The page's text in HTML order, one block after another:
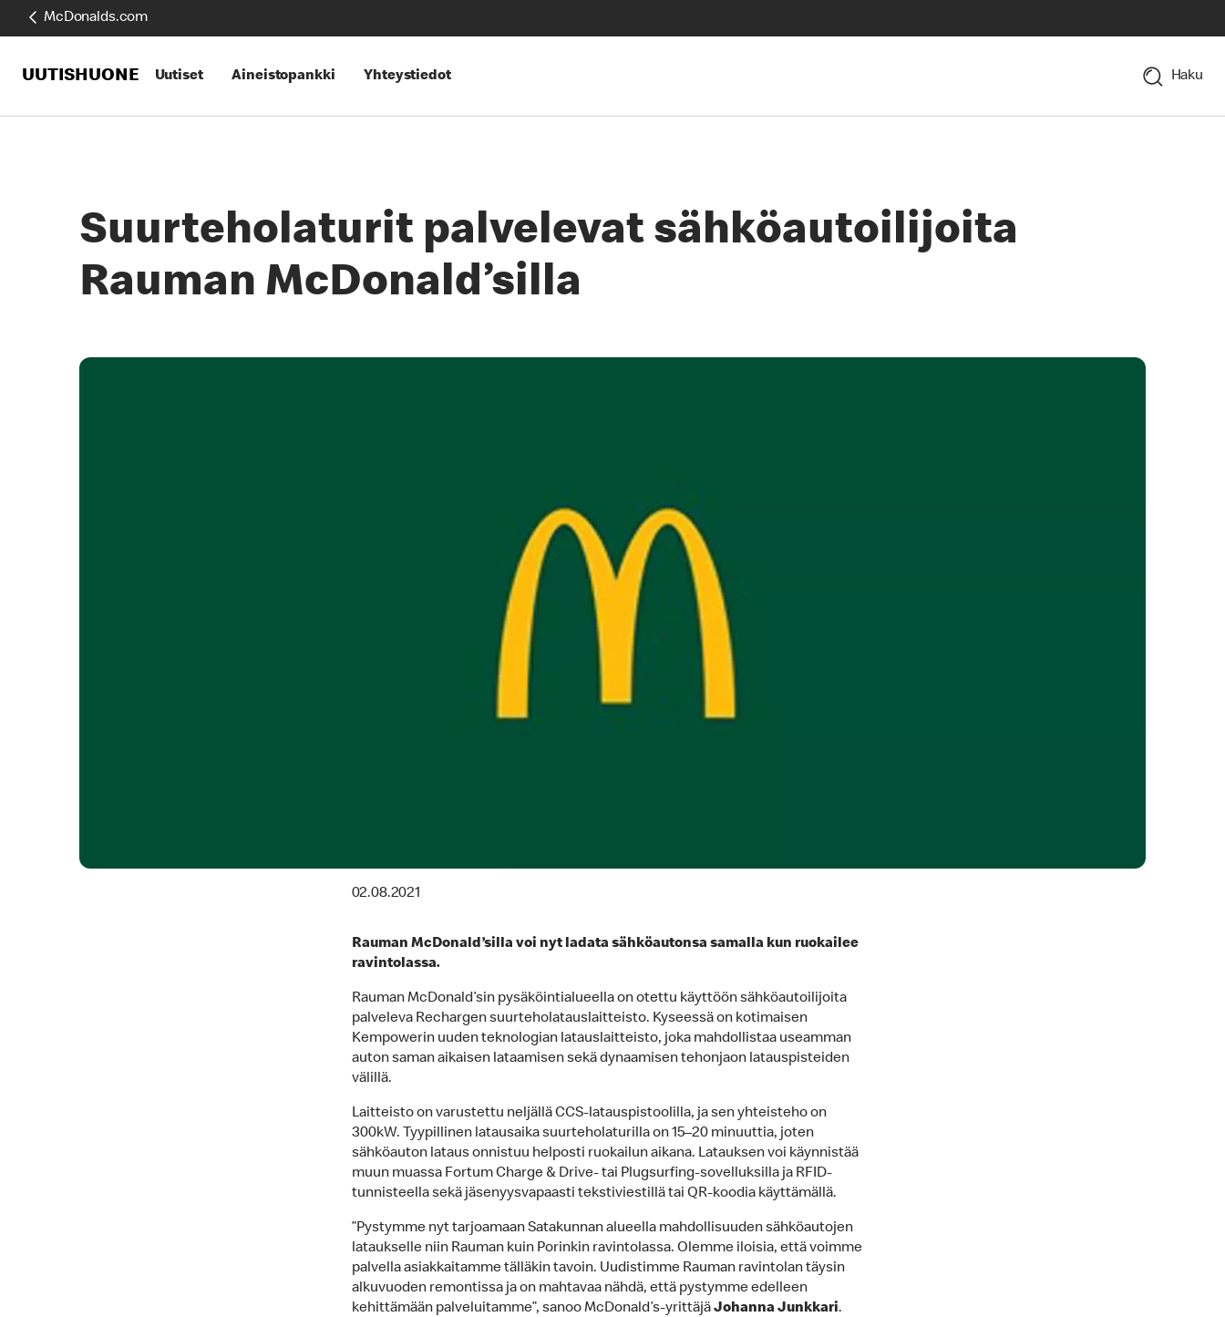
McDonalds.com
UUTISHUONE Uutiset Aineistopankki Yhteystiedot Haku
Suurteholaturit palvelevat sähköautoilijoita
Rauman McDonald’silla
02.08.2021
Rauman McDonald’silla voi nyt ladata sähköautonsa samalla kun ruokailee
ravintolassa.
Rauman McDonald’sin pysäköintialueella on otettu käyttöön sähköautoilijoita
palveleva Rechargen suurteholatauslaitteisto. Kyseessä on kotimaisen
Kempowerin uuden teknologian latauslaitteisto, joka mahdollistaa useamman
auton saman aikaisen lataamisen sekä dynaamisen tehonjaon latauspisteiden
välillä.
Laitteisto on varustettu neljällä CCS-latauspistoolilla, ja sen yhteisteho on
300kW. Tyypillinen latausaika suurteholaturilla on 15–20 minuuttia, joten
sähköauton lataus onnistuu helposti ruokailun aikana. Latauksen voi käynnistää
muun muassa Fortum Charge & Drive- tai Plugsurfing-sovelluksilla ja RFID-
tunnisteella sekä jäsenyysvapaasti tekstiviestillä tai QR-koodia käyttämällä.
”Pystymme nyt tarjoamaan Satakunnan alueella mahdollisuuden sähköautojen
lataukselle niin Rauman kuin Porinkin ravintolassa. Olemme iloisia, että voimme
palvella asiakkaitamme tälläkin tavoin. Uudistimme Rauman ravintolan täysin
alkuvuoden remontissa ja on mahtavaa nähdä, että pystymme edelleen
kehittämään palveluitamme”, sanoo McDonald’s-yrittäjäJohanna Junkkari.